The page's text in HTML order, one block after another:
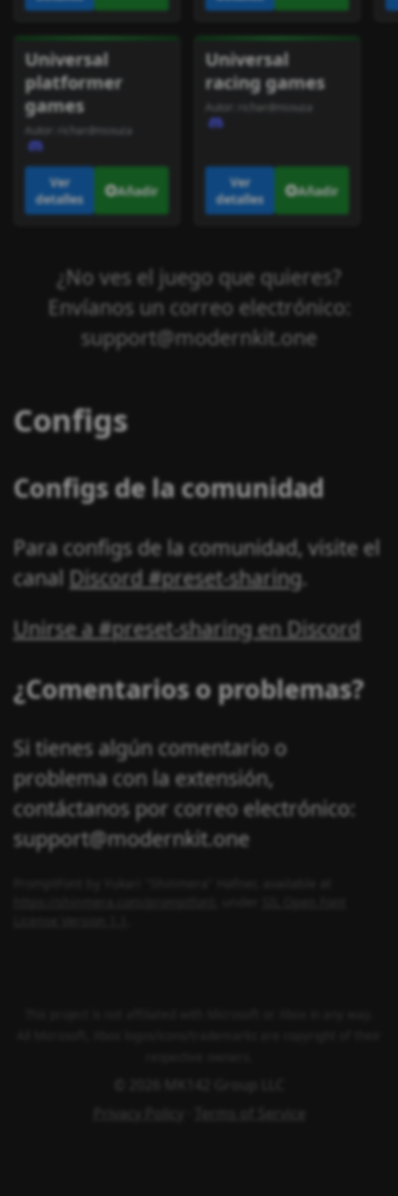
Universal
platformer
games
Autor: richardmsouza
Ver
detalles
Añadir
Universal
racing games
Autor: richardmsouza
Ver
detalles
Añadir
¿No ves el juego que quieres?
Envíanos un correo electrónico:
support@modernkit.one
Configs
Configs de la comunidad
Para configs de la comunidad, visite el
canal Discord #preset-sharing.
Unirse a #preset-sharing en Discord
¿Comentarios o problemas?
Si tienes algún comentario o
problema con la extensión,
contáctanos por correo electrónico:
support@modernkit.one